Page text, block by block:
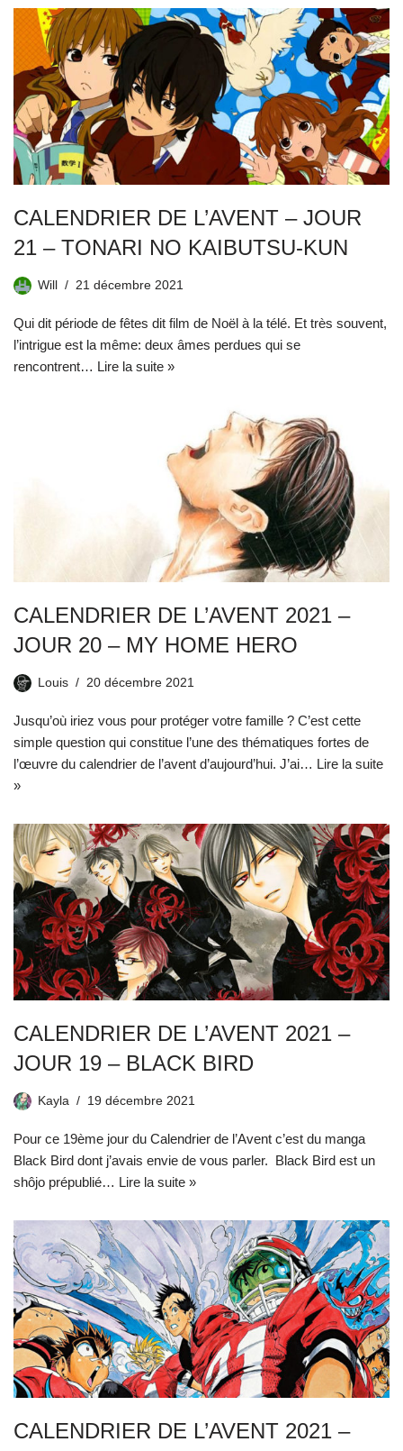
CALENDRIER DE L’AVENT – JOUR
21 – TONARI NO KAIBUTSU-KUN
Will 21 décembre 2021
Qui dit période de fêtes dit film de Noël à la télé. Et très souvent,
l’intrigue est la même: deux âmes perdues qui se
rencontrent… Lire la suite »
CALENDRIER DE L’AVENT 2021 –
JOUR 20 – MY HOME HERO
Louis 20 décembre 2021
Jusqu’où iriez vous pour protéger votre famille ? C’est cette
simple question qui constitue l’une des thématiques fortes de
l’œuvre du calendrier de l’avent d’aujourd’hui. J’ai… Lire la suite
»
CALENDRIER DE L’AVENT 2021 –
JOUR 19 – BLACK BIRD
Kayla 19 décembre 2021
Pour ce 19ème jour du Calendrier de l’Avent c’est du manga
Black Bird dont j’avais envie de vous parler. Black Bird est un
shôjo prépublié… Lire la suite »
CALENDRIER DE L’AVENT 2021 –